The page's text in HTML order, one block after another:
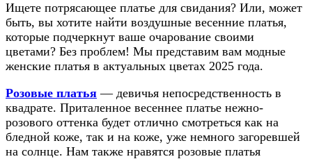
Ищете потрясающее платье для свидания? Или, может
быть, вы хотите найти воздушные весенние платья,
которые подчеркнут ваше очарование своими
цветами? Без проблем! Мы представим вам модные
женские платья в актуальных цветах 2025 года.
Розовые платья — девичья непосредственность в
квадрате. Приталенное весеннее платье нежно-
розового оттенка будет отлично смотреться как на
бледной коже, так и на коже, уже немного загоревшей
на солнце. Нам также нравятся розовые платья